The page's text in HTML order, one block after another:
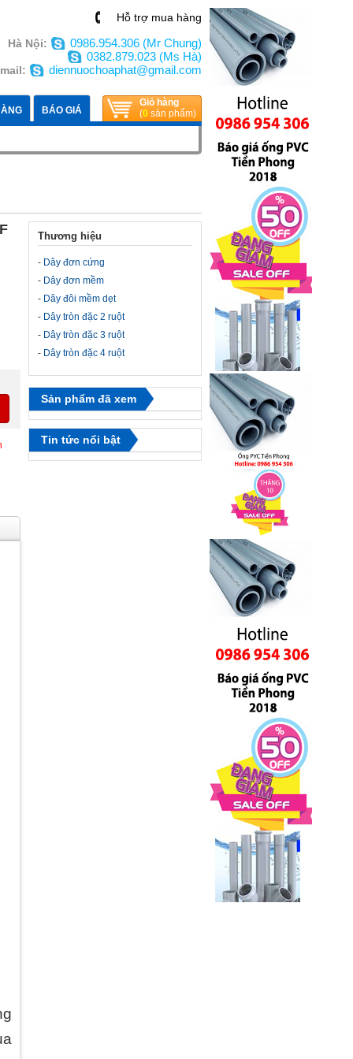
Hỗ trợ mua hàng
Hà Nội:
0986.954.306 (Mr Chung)
0382.879.023 (Ms Hà)
diennuochoaphat@gmail.com
BÁO GIÁ
Giỏ hàng
(0 sản phẩm)
Thương hiệu
- Dây đơn cứng
- Dây đơn mềm
- Dây đôi mềm dẹt
- Dây tròn đặc 2 ruột
- Dây tròn đặc 3 ruột
- Dây tròn đặc 4 ruột
Sản phẩm đã xem
Tin tức nổi bật